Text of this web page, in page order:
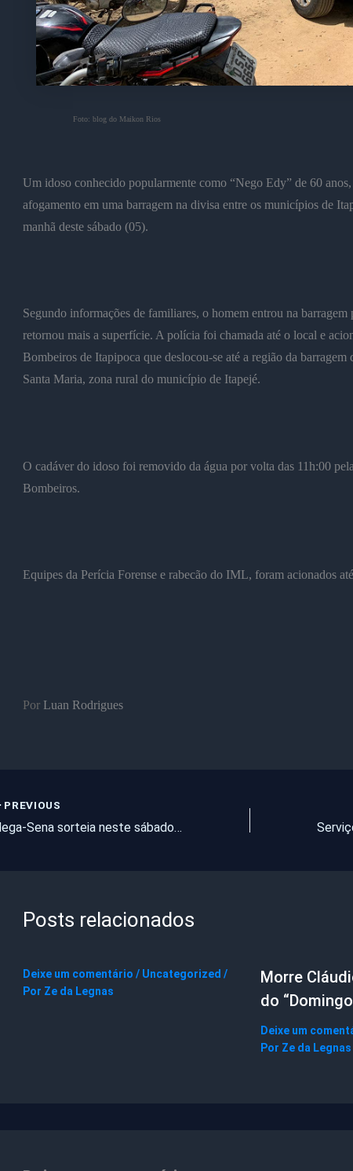
Foto: blog do Maikon Rios
Um idoso conhecido popularmente como “Nego Edy” de 60
afogamento em uma barragem na divisa entre os municípios de
manhã deste sábado (05).
Segundo informações de familiares, o homem entrou na barragem
retornou mais a superfície. A polícia foi chamada até o local e
Bombeiros de Itapipoca que deslocou-se até a região da barragem
Santa Maria, zona rural do município de Itapejé.
O cadáver do idoso foi removido da água por volta das 11h:00
Bombeiros.
Equipes da Perícia Forense e rabecão do IML, foram acionados
PorLuan Rodrigues
PREVIOUS
Mega-Sena sorteia neste sábado prêmio de R$ 11 milhões
Posts relacionados
Deixe um comentário / Uncategorized /
Por Ze da Legnas
Morre
do
Deixe um
Por Ze da Legnas